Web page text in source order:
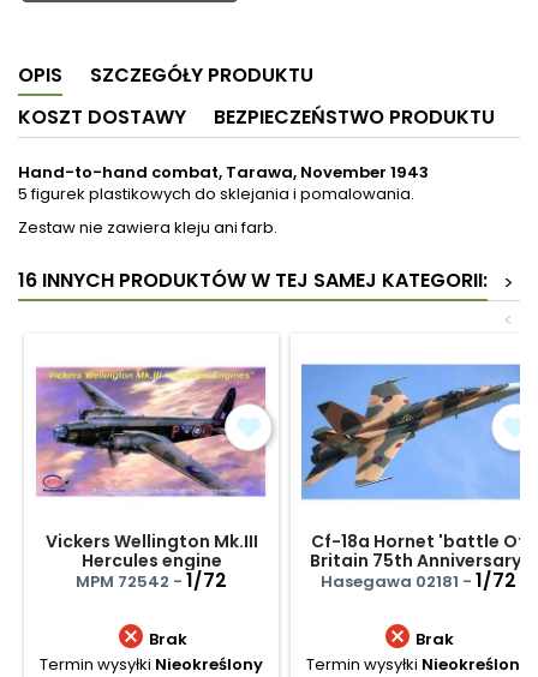
OPIS
SZCZEGÓŁY PRODUKTU
KOSZT DOSTAWY
BEZPIECZEŃSTWO PRODUKTU
Hand-to-hand combat, Tarawa, November 1943
5 figurek plastikowych do sklejania i pomalowania.
Zestaw nie zawiera kleju ani farb.
16 INNYCH PRODUKTÓW W TEJ SAMEJ KATEGORII:
>
<
Vickers Wellington Mk.III
Hercules engine
MPM 72542 - 1/72
 Brak
Termin wysyłki Nieokreślony
Cf-18a Hornet 'battle Of
Britain 75th Anniversary'
Hasegawa 02181 - 1/72
 Brak
Termin wysyłki Nieokreślony